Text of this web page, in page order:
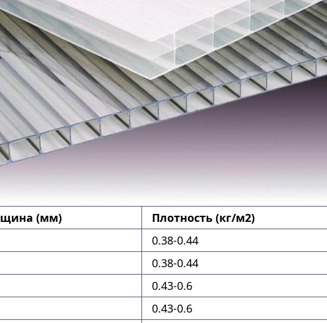
(мм) Плотность (кг/м2)
0.38-0.44
0.38-0.44
0.43-0.6
0.43-0.6